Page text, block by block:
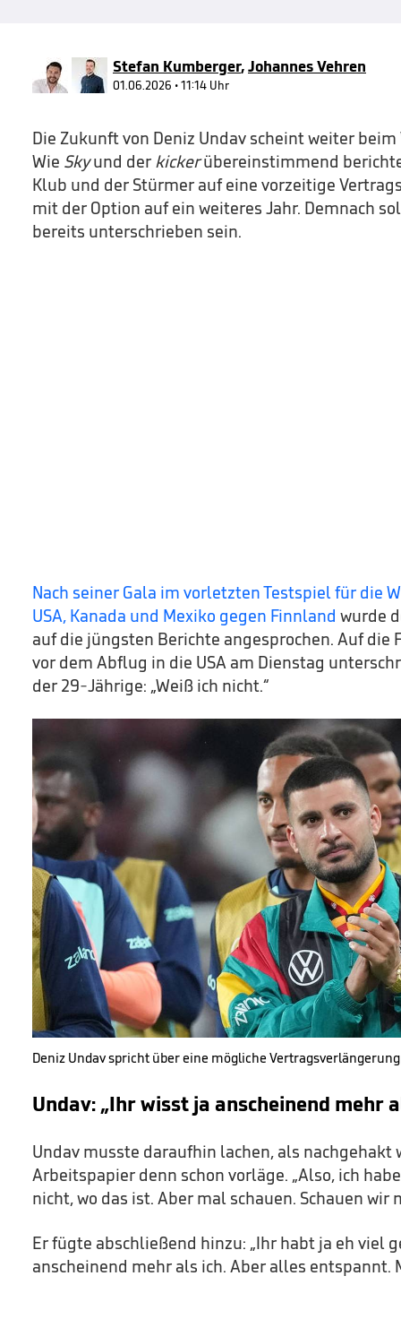
90%
Stefan Kumberger,Johannes Vehren
01.06.2026 • 11:14 Uhr
Die Zukunft von Deniz Undav scheint weiter
Wie Skyund der kickerübereinstimmend
Klub und der Stürmer auf eine vorzeitige
mit der Option auf ein weiteres Jahr. Demnach
bereits unterschrieben sein.
Nach seiner Gala im vorletzten Testspiel für die
USA, Kanada und Mexiko gegen Finnland wurde
auf die jüngsten Berichte angesprochen. Auf die
vor dem Abflug in die USA am Dienstag
der 29-Jährige: „Weiß ich nicht.“
Deniz Undav spricht über eine mögliche
Undav: „Ihr wisst ja anscheinend mehr
Undav musste daraufhin lachen, als nachgehakt
Arbeitspapier denn schon vorläge. „Also, ich
nicht, wo das ist. Aber mal schauen. Schauen wir
Er fügte abschließend hinzu: „Ihr habt ja eh viel
anscheinend mehr als ich. Aber alles entspannt.